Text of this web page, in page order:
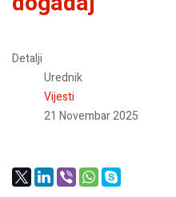
Detalji
Urednik
Vijesti
21 Novembar 2025